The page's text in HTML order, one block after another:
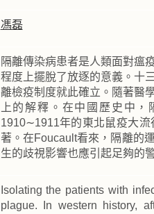
馮磊
隔離傳染病患者是人類面對瘟
程度上擺脫了放逐的意義。十
離檢疫制度就此確立。隨著醫
上的解釋。在中國歷史中
1910∼1911年的東北鼠疫大
著。在Foucault看來，隔離的
生的歧視影響也應引起足夠的
Isolating the patients with
plague. In western history,